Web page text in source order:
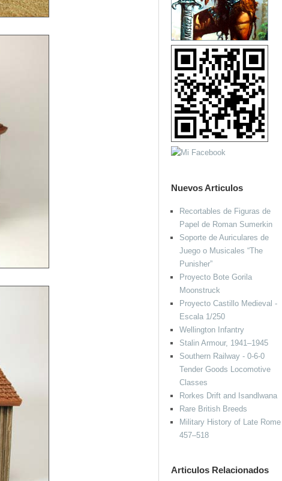
Nuevos Articulos
Recortables de Figuras de
Papel de Roman Sumerkin
Soporte de Auriculares de
Juego o Musicales “The
Punisher”
Proyecto Bote Gorila
Moonstruck
Proyecto Castillo Medieval -
Escala 1/250
Wellington Infantry
Stalin Armour, 1941–1945
Southern Railway - 0-6-0
Tender Goods Locomotive
Classes
Rorkes Drift and Isandlwana
Rare British Breeds
Military History of Late Rome
457–518
Articulos Relacionados